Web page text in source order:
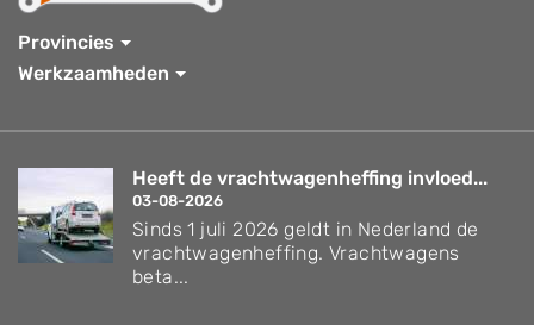
Provincies
Werkzaamheden
Heeft de vrachtwagenheffing invloed...
03-08-2026
Sinds 1 juli 2026 geldt in Nederland de
vrachtwagenheffing. Vrachtwagens
beta...